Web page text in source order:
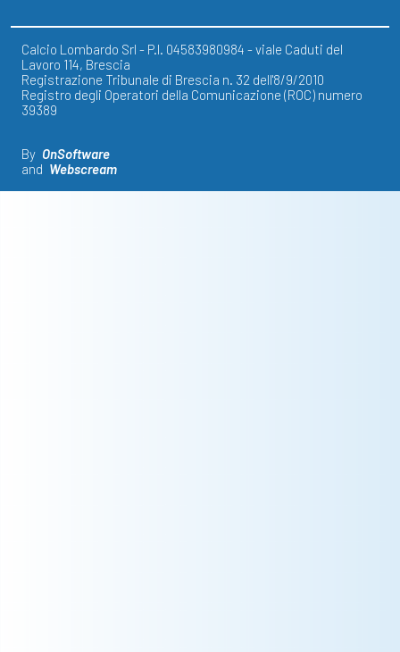
Calcio Lombardo Srl - P.I. 04583980984 - viale Caduti del
Lavoro 114, Brescia
Registrazione Tribunale di Brescia n. 32 dell'8/9/2010
Registro degli Operatori della Comunicazione (ROC) numero
39389
By OnSoftware
and Webscream